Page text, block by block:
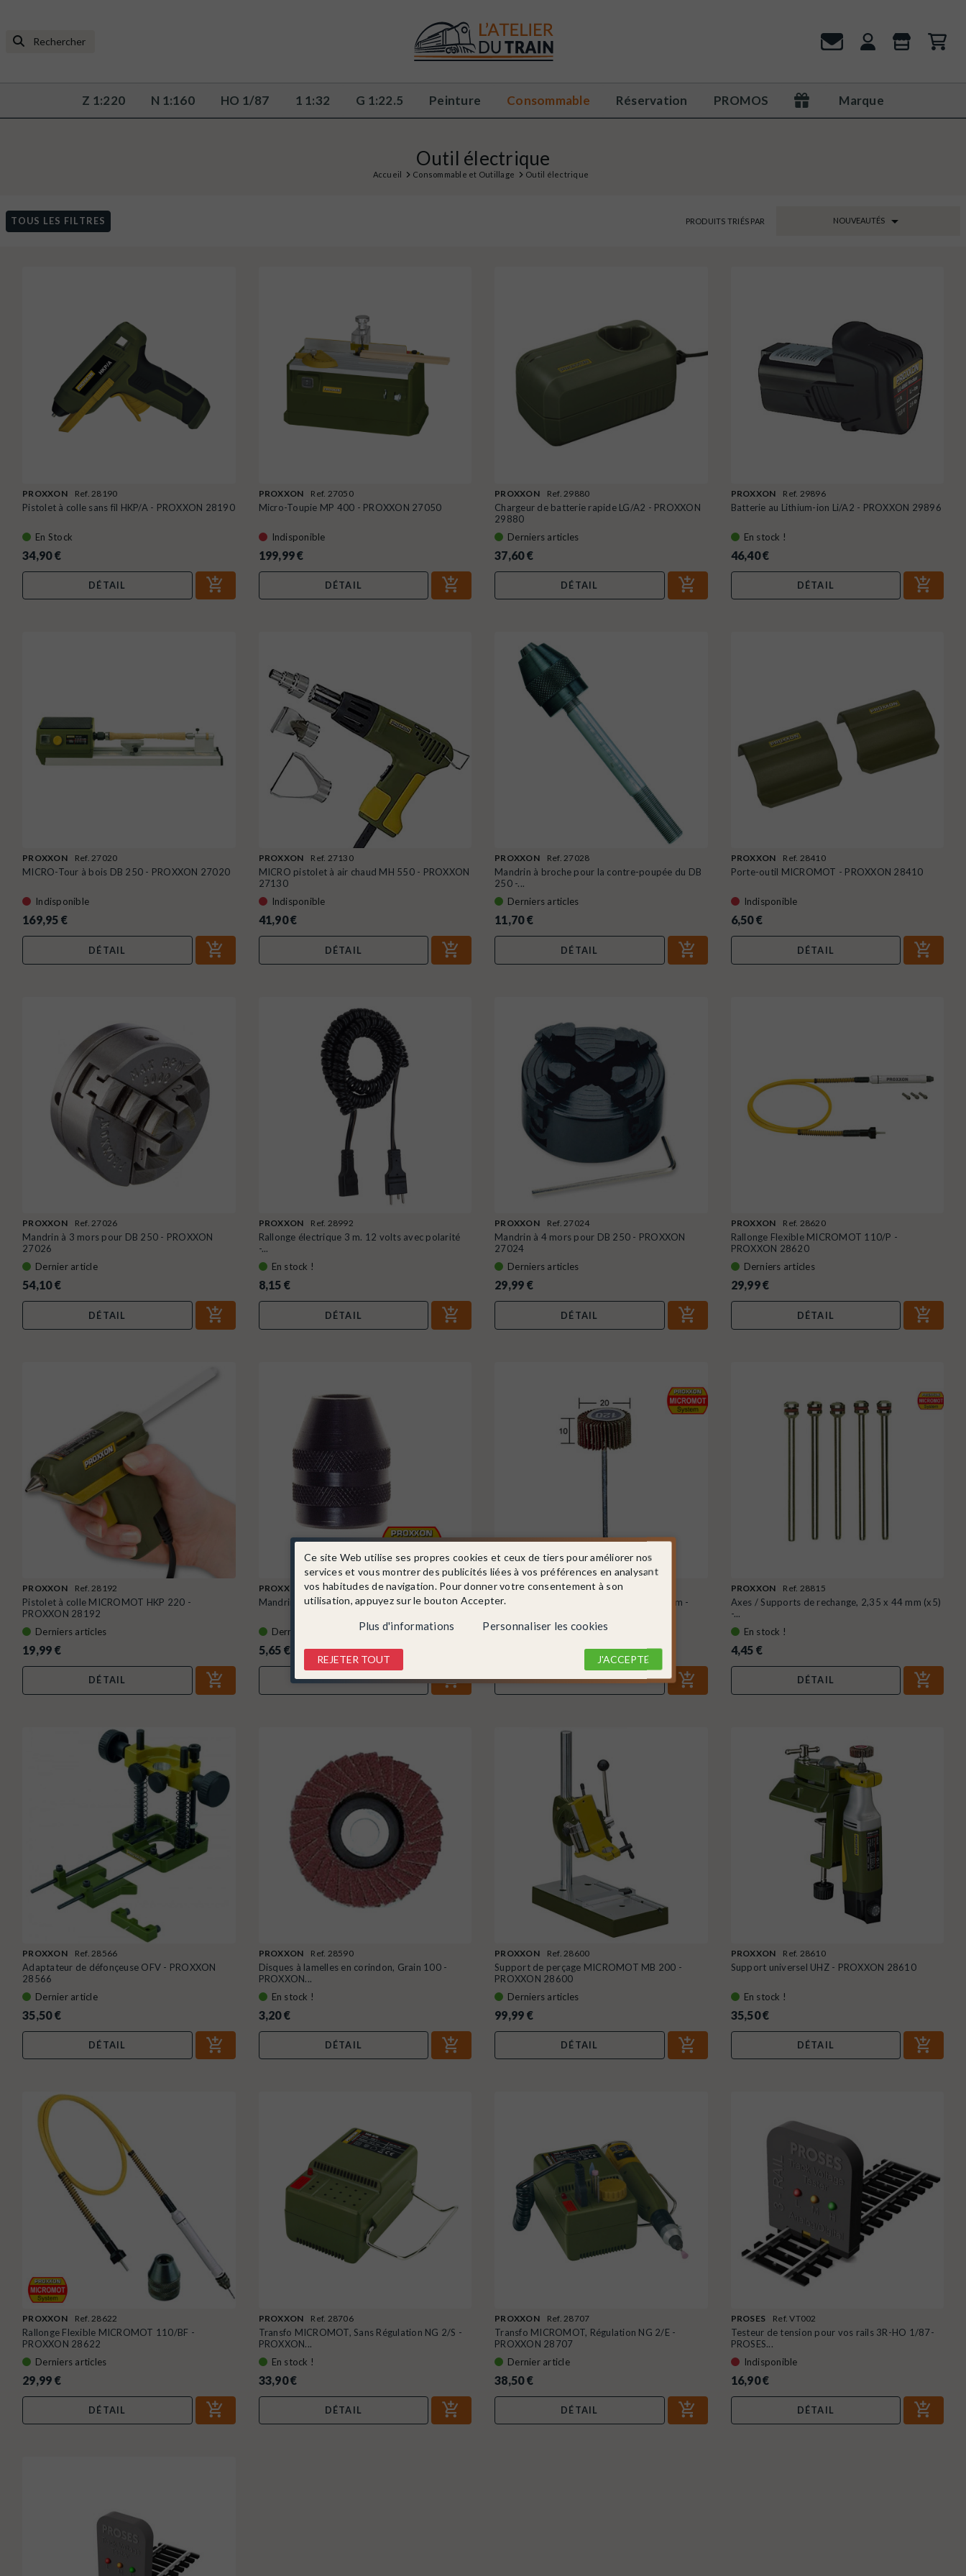
Z 1:220 N 1:160 HO 1/87 1 1:32 G 1:22.5 Peinture Consommable Réservation PROMOS Marque
Outil électrique
Accueil Consommable et Outillage Outil électrique
TOUS LES FILTRES PRODUITS TRIÉS PAR NOUVEAUTÉS 
PROXXON Ref. 28190
Pistolet à colle sans fil HKP/A - PROXXON 28190
En Stock
34,90 €
DÉTAIL
PROXXON Ref. 27050
Micro-Toupie MP 400 - PROXXON 27050
Indisponible
199,99 €
DÉTAIL
PROXXON Ref. 29880
Chargeur de batterie rapide LG/A2 - PROXXON
29880
Derniers articles
37,60 €
DÉTAIL
PROXXON Ref. 29896
Batterie au Lithium-ion Li/A2 - PROXXON 29896
En stock !
46,40 €
DÉTAIL
PROXXON Ref. 27020
MICRO-Tour à bois DB 250 - PROXXON 27020
Indisponible
169,95 €
DÉTAIL
PROXXON Ref. 27130
MICRO pistolet à air chaud MH 550 - PROXXON
27130
Indisponible
41,90 €
DÉTAIL
PROXXON Ref. 27028
Mandrin à broche pour la contre-poupée du DB
250 -...
Derniers articles
11,70 €
DÉTAIL
PROXXON Ref. 28410
Porte-outil MICROMOT - PROXXON 28410
Indisponible
6,50 €
DÉTAIL
PROXXON Ref. 27026
Mandrin à 3 mors pour DB 250 - PROXXON
27026
Dernier article
54,10 €
DÉTAIL
PROXXON Ref. 28992
Rallonge électrique 3 m. 12 volts avec polarité
-...
En stock !
8,15 €
DÉTAIL
PROXXON Ref. 27024
Mandrin à 4 mors pour DB 250 - PROXXON
27024
Derniers articles
29,99 €
DÉTAIL
PROXXON Ref. 28620
Rallonge Flexible MICROMOT 110/P -
PROXXON 28620
Derniers articles
29,99 €
DÉTAIL
PROXXON Ref. 28192
Pistolet à colle MICROMOT HKP 220 -
PROXXON 28192
Derniers articles
19,99 €
DÉTAIL
PROXXON Ref. 28941
Mandrin à 3 mors, en acier - PROXXON 28941
Derniers articles
5,65 €
DÉTAIL
PROXXON Ref. 28984
Meule à lamelles en corindon Ø20 x 10 mm -
En stock !
DÉTAIL
PROXXON Ref. 28815
Axes / Supports de rechange, 2,35 x 44 mm (x5)
-...
En stock !
4,45 €
DÉTAIL
PROXXON Ref. 28566
Adaptateur de défonçeuse OFV - PROXXON
28566
Dernier article
35,50 €
DÉTAIL
PROXXON Ref. 28590
Disques à lamelles en corindon, Grain 100 -
PROXXON...
En stock !
3,20 €
DÉTAIL
PROXXON Ref. 28600
Support de perçage MICROMOT MB 200 -
PROXXON 28600
Derniers articles
99,99 €
DÉTAIL
PROXXON Ref. 28610
Support universel UHZ - PROXXON 28610
En stock !
35,50 €
DÉTAIL
PROXXON Ref. 28622
Rallonge Flexible MICROMOT 110/BF -
PROXXON 28622
Derniers articles
29,99 €
DÉTAIL
PROXXON Ref. 28706
Transfo MICROMOT, Sans Régulation NG 2/S -
PROXXON...
En stock !
33,90 €
DÉTAIL
PROXXON Ref. 28707
Transfo MICROMOT, Régulation NG 2/E -
PROXXON 28707
Dernier article
38,50 €
DÉTAIL
PROSES Ref. VT002
Testeur de tension pour vos rails 3R-HO 1/87-
PROSES...
Indisponible
16,90 €
DÉTAIL
Ce site Web utilise ses propres cookies et ceux de tiers pour améliorer nos
services et vous montrer des publicités liées à vos préférences en analysant
vos habitudes de navigation. Pour donner votre consentement à son
utilisation, appuyez sur le bouton Accepter.
Plus d'informations Personnaliser les cookies
REJETER TOUT J'ACCEPTE